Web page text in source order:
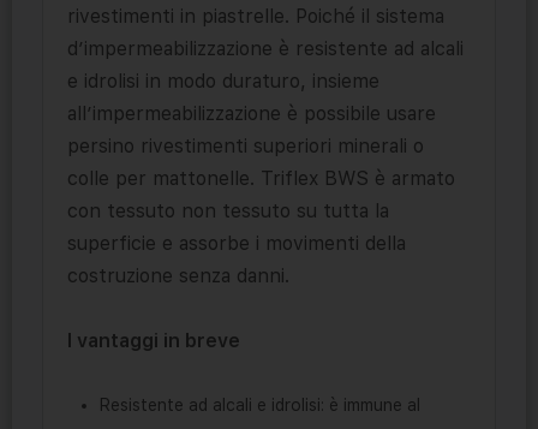
rivestimenti in piastrelle. Poiché il sistema
d’impermeabilizzazione è resistente ad alcali
e idrolisi in modo duraturo, insieme
all’impermeabilizzazione è possibile usare
persino rivestimenti superiori minerali o
colle per mattonelle. Triflex BWS è armato
con tessuto non tessuto su tutta la
superficie e assorbe i movimenti della
costruzione senza danni.
I vantaggi in breve
Resistente ad alcali e idrolisi: è immune al